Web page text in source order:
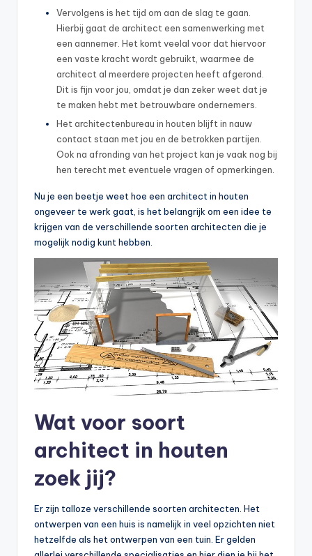
Vervolgens is het tijd om aan de slag te gaan.
Hierbij gaat de architect een samenwerking met
een aannemer. Het komt veelal voor dat hiervoor
een vaste kracht wordt gebruikt, waarmee de
architect al meerdere projecten heeft afgerond.
Dit is fijn voor jou, omdat je dan zeker weet dat je
te maken hebt met betrouwbare ondernemers.
Het architectenbureau in houten blijft in nauw
contact staan met jou en de betrokken partijen.
Ook na afronding van het project kan je vaak nog bij
hen terecht met eventuele vragen of opmerkingen.
Nu je een beetje weet hoe een architect in houten
ongeveer te werk gaat, is het belangrijk om een idee te
krijgen van de verschillende soorten architecten die je
mogelijk nodig kunt hebben.
Wat voor soort
architect in houten
zoek jij?
Er zijn talloze verschillende soorten architecten. Het
ontwerpen van een huis is namelijk in veel opzichten niet
hetzelfde als het ontwerpen van een tuin. Er gelden